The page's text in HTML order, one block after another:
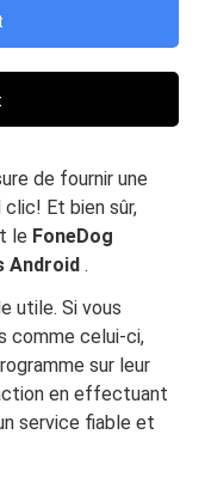
de fournir une
Et bien sûr,
le FoneDog
Android .
utile. Si vous
comme celui-ci,
sur leur
en effectuant
service fiable et